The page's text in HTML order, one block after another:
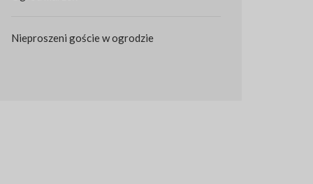
Nieproszeni goście w ogrodzie